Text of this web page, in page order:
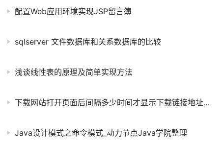
配置Web应用环境实现JSP留言簿
sqlserver 文件数据库和关系数据库的比较
浅谈线性表的原理及简单实现方法
下载网站打开页面后间隔多少时间才显示下载链接地址的代码
Java设计模式之命令模式_动力节点Java学院整理